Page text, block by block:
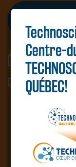
Événement
DATE DE
30 avril
à
Centre-
QUÉBEC!